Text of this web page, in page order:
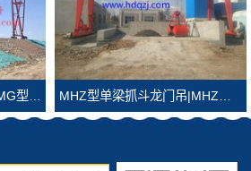
MHZ型单梁抓斗龙门吊|MHZ型抓斗龙门吊